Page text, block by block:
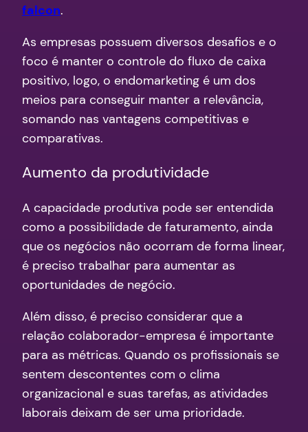
falcon.
As empresas possuem diversos desafios e o
foco é manter o controle do fluxo de caixa
positivo, logo, o endomarketing é um dos
meios para conseguir manter a relevância,
somando nas vantagens competitivas e
comparativas.
Aumento da produtividade
A capacidade produtiva pode ser entendida
como a possibilidade de faturamento, ainda
que os negócios não ocorram de forma linear,
é preciso trabalhar para aumentar as
oportunidades de negócio.
Além disso, é preciso considerar que a
relação colaborador-empresa é importante
para as métricas. Quando os profissionais se
sentem descontentes com o clima
organizacional e suas tarefas, as atividades
laborais deixam de ser uma prioridade.